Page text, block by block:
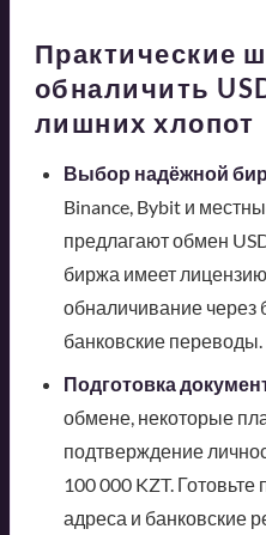
Практические
обналичить
лишних хлопот
Выбор надёжной
Binance, Bybit и
предлагают обмен
биржа имеет
обналичивание через
банковские переводы.
Подготовка
обмене, некоторые
подтверждение
100 000 KZT.
адреса и банковские